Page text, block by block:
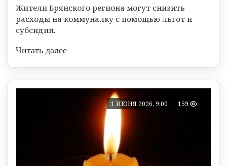
Жители Брянского региона могут снизить
расходы на коммуналку с помощью льгот и
субсидий.
Читать далее
1 ИЮНЯ 2026, 9:00 159